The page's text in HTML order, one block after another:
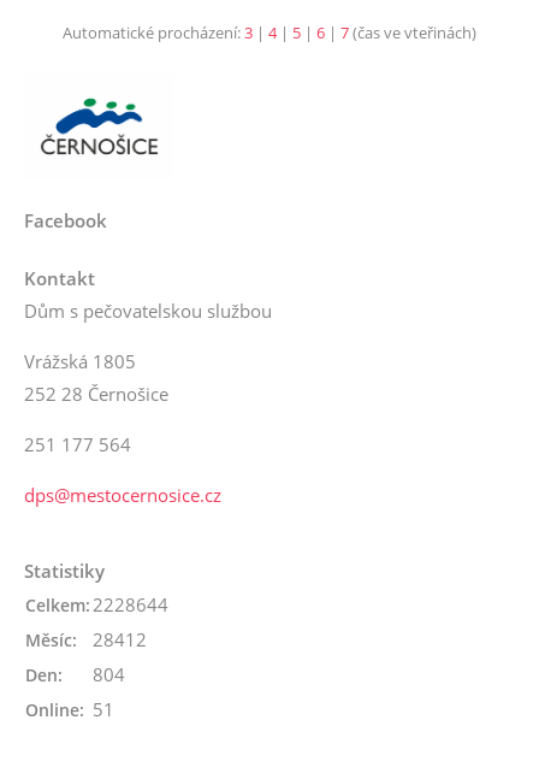
Automatické procházení:3 | 4| 5 | 6 | 7(čas ve vteřinách)
Facebook
Kontakt
Dům s pečovatelskou službou
Vrážská 1805
252 28 Černošice
251 177 564
dps@mestocernosice.cz
Statistiky
Online: 51
Celkem: 2228644
Měsíc: 28412
Den: 804